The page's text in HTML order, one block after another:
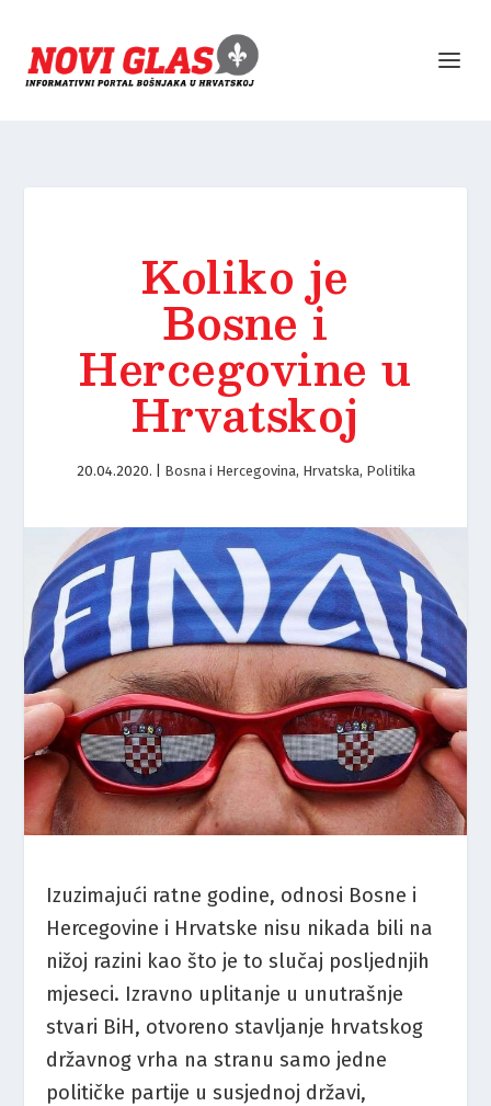
Koliko je
Bosne i
Hercegovine u
Hrvatskoj
20.04.2020. Bosna i Hercegovina, Hrvatska, Politika
Izuzimajući ratne godine, odnosi Bosne i
Hercegovine i Hrvatske nisu nikada bili na
nižoj razini kao što je to slučaj posljednjih
mjeseci. Izravno uplitanje u unutrašnje
stvari BiH, otvoreno stavljanje hrvatskog
državnog vrha na stranu samo jedne
političke partije u susjednoj državi,